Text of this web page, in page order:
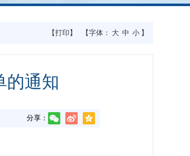
【打印】 【字体： 大 中 小 】
的通知
分享：